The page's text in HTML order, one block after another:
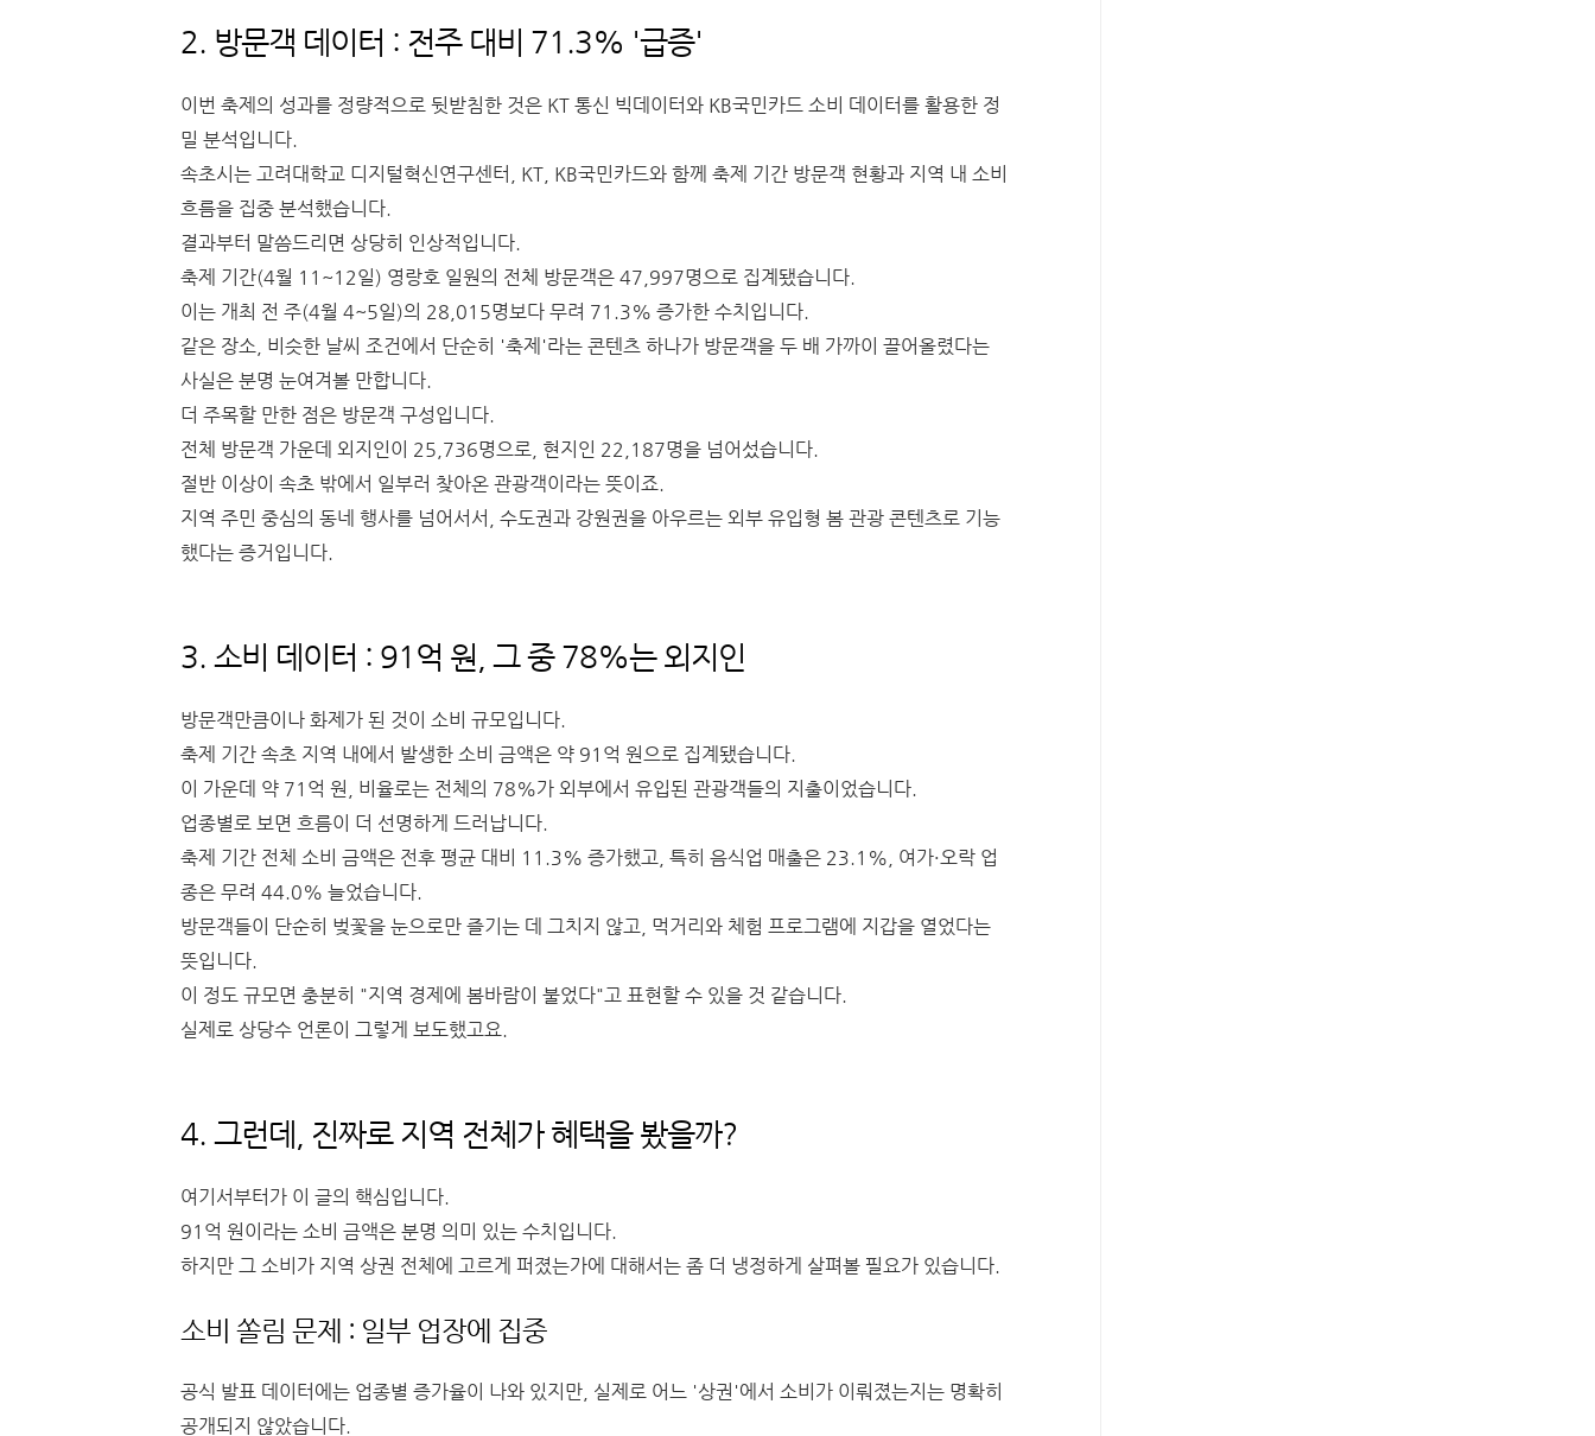
2. 방문객 데이터 : 전주 대비 71.3% '급증'
이번 축제의 성과를 정량적으로 뒷받침한 것은 KT 통신 빅데이터와 KB국민카드 소비 데이터를 활용한 정
밀 분석입니다.
속초시는 고려대학교 디지털혁신연구센터, KT, KB국민카드와 함께 축제 기간 방문객 현황과 지역 내 소비
흐름을 집중 분석했습니다.
결과부터 말씀드리면 상당히 인상적입니다.
축제 기간(4월 11~12일) 영랑호 일원의 전체 방문객은 47,997명으로 집계됐습니다.
이는 개최 전 주(4월 4~5일)의 28,015명보다 무려 71.3% 증가한 수치입니다.
같은 장소, 비슷한 날씨 조건에서 단순히 '축제'라는 콘텐츠 하나가 방문객을 두 배 가까이 끌어올렸다는
사실은 분명 눈여겨볼 만합니다.
더 주목할 만한 점은 방문객 구성입니다.
전체 방문객 가운데 외지인이 25,736명으로, 현지인 22,187명을 넘어섰습니다.
절반 이상이 속초 밖에서 일부러 찾아온 관광객이라는 뜻이죠.
지역 주민 중심의 동네 행사를 넘어서서, 수도권과 강원권을 아우르는 외부 유입형 봄 관광 콘텐츠로 기능
했다는 증거입니다.
3. 소비 데이터 : 91억 원, 그 중 78%는 외지인
방문객만큼이나 화제가 된 것이 소비 규모입니다.
축제 기간 속초 지역 내에서 발생한 소비 금액은 약 91억 원으로 집계됐습니다.
이 가운데 약 71억 원, 비율로는 전체의 78%가 외부에서 유입된 관광객들의 지출이었습니다.
업종별로 보면 흐름이 더 선명하게 드러납니다.
축제 기간 전체 소비 금액은 전후 평균 대비 11.3% 증가했고, 특히 음식업 매출은 23.1%, 여가·오락 업
종은 무려 44.0% 늘었습니다.
방문객들이 단순히 벚꽃을 눈으로만 즐기는 데 그치지 않고, 먹거리와 체험 프로그램에 지갑을 열었다는
뜻입니다.
이 정도 규모면 충분히 "지역 경제에 봄바람이 불었다"고 표현할 수 있을 것 같습니다.
실제로 상당수 언론이 그렇게 보도했고요.
4. 그런데, 진짜로 지역 전체가 혜택을 봤을까?
여기서부터가 이 글의 핵심입니다.
91억 원이라는 소비 금액은 분명 의미 있는 수치입니다.
하지만 그 소비가 지역 상권 전체에 고르게 퍼졌는가에 대해서는 좀 더 냉정하게 살펴볼 필요가 있습니다.
소비 쏠림 문제 : 일부 업장에 집중
공식 발표 데이터에는 업종별 증가율이 나와 있지만, 실제로 어느 '상권'에서 소비가 이뤄졌는지는 명확히
공개되지 않았습니다.